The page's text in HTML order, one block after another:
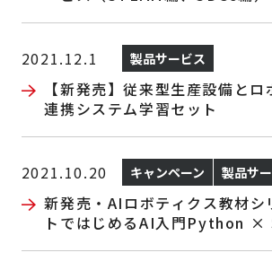
2021.12.1 製品サービス
【新発売】従来型生産設備と
連携システム学習セット
2021.10.20 キャンペーン 製品サ
新発売・AIロボティクス教材シ
トではじめるAI入門Python ×